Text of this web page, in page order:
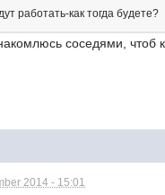
работать-как тогда будете?
соседями, чтоб
2014 - 15:01